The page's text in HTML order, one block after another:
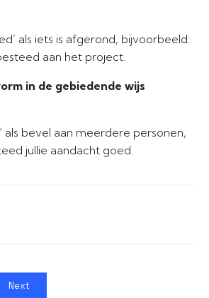
als iets is afgerond, bijvoorbeeld:
aan het project.
in de gebiedende wijs
als bevel aan meerdere personen,
jullie aandacht goed.
Next